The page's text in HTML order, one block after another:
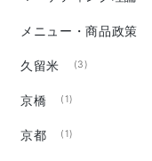
メニュー・商品政策
久留米 (3)
京橋 (1)
京都 (1)